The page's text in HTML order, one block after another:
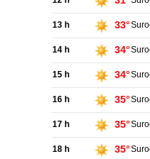
13 h 33°
14 h 34°
15 h 34°
16 h 35°
17 h 35°
18 h 35°